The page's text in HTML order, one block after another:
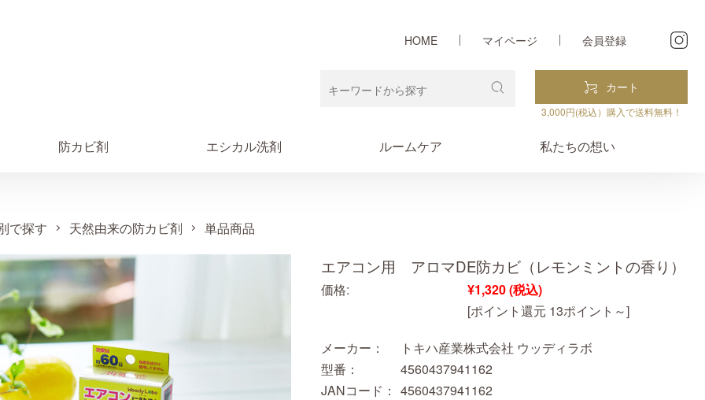
HOME マイページ 会員登録
カート
3,000円(税込）購入で送料無料！
防カビ剤 エシカル洗剤 ルームケア 私たちの想い
で探す 天然由来の防カビ剤 単品商品
エアコン用 アロマDE防カビ（レモンミントの香り）
価格: ¥1,320(税込)
[ポイント還元 13ポイント～]
メーカー：
トキハ産業株式会社 ウッディラボ
型番：
4560437941162
JANコード： 4560437941162